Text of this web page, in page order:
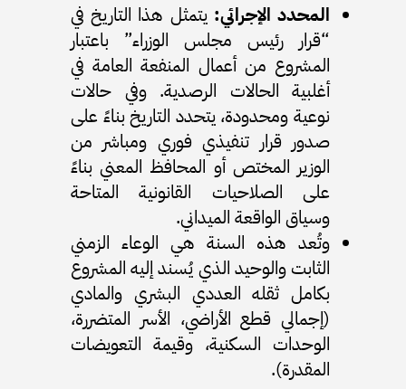
المحدد الإجرائي: يتمثل هذا التاريخ في
“قرار رئيس مجلس الوزراء” باعتبار
المشروع من أعمال المنفعة العامة في
أغلبية الحالات الرصدية. وفي حالات
نوعية ومحدودة، يتحدد التاريخ بناءً على
صدور قرار تنفيذي فوري ومباشر من
الوزير المختص أو المحافظ المعني بناءً
على الصلاحيات القانونية المتاحة
وسياق الواقعة الميداني.
وتُعد هذه السنة هي الوعاء الزمني
الثابت والوحيد الذي يُسند إليه المشروع
بكامل ثقله العددي البشري والمادي
(إجمالي قطع الأراضي، الأسر المتضررة،
الوحدات السكنية، وقيمة التعويضات
المقدرة).